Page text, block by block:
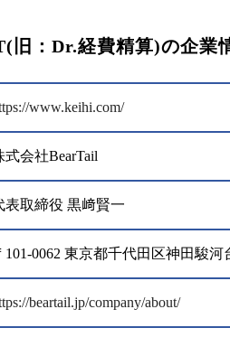
旧：Dr.経費精算)の企業
www.keihi.com/
式会社BearTail
表取締役 黒﨑賢一
101-0062 東京都千代田区神田駿
beartail.jp/company/about/